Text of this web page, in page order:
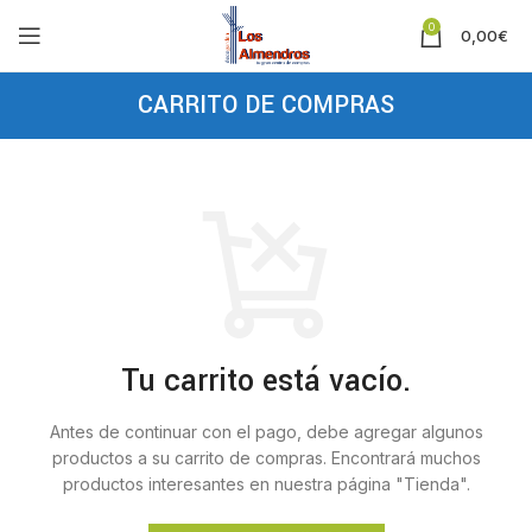
0 0,00€
CARRITO DE COMPRAS
Tu carrito está vacío.
Antes de continuar con el pago, debe agregar algunos
productos a su carrito de compras. Encontrará muchos
productos interesantes en nuestra página "Tienda".